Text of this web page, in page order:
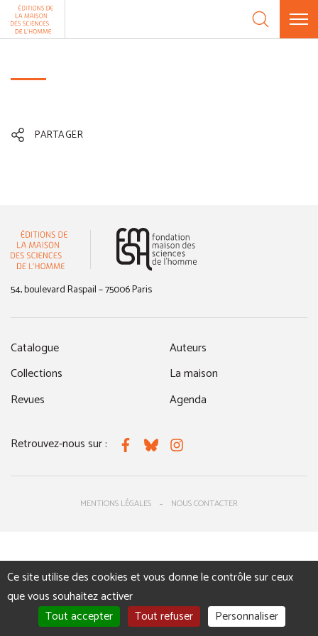
Aller au contenu
PARTAGER
54, boulevard Raspail – 75006 Paris
Catalogue
Collections
Revues
Auteurs
La maison
Agenda
Retrouvez-nous sur : FacebookBlueskyInstagram
MENTIONS LÉGALES NOUS CONTACTER
Panneau de gestion des cookies
Ce site utilise des cookies et vous donne le contrôle sur ceux
que vous souhaitez activer
Tout accepter
Tout refuser Personnaliser